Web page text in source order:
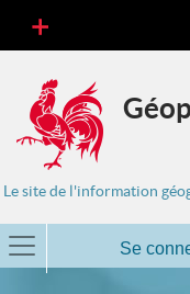
Le site de l'information
Se